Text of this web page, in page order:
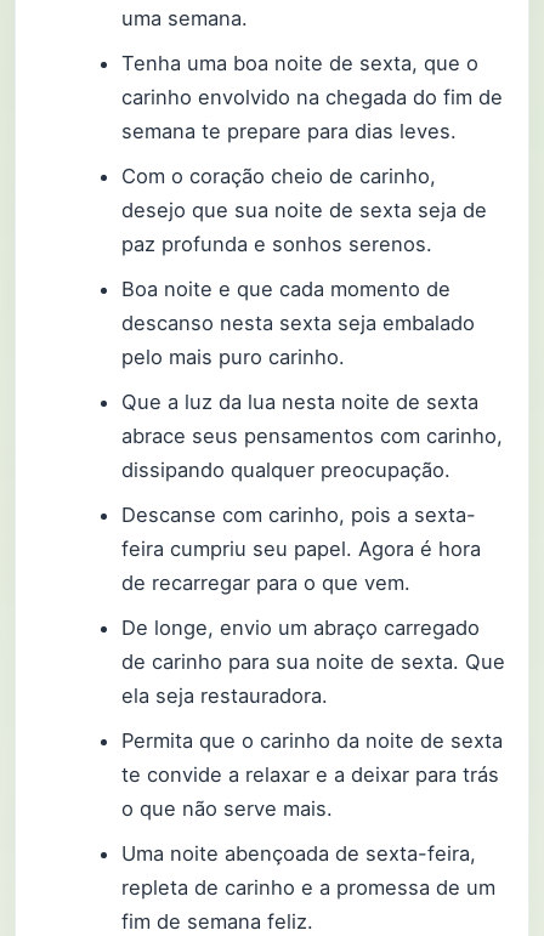
uma semana.
Tenha uma boa noite de sexta, que o
carinho envolvido na chegada do fim de
semana te prepare para dias leves.
Com o coração cheio de carinho,
desejo que sua noite de sexta seja de
paz profunda e sonhos serenos.
Boa noite e que cada momento de
descanso nesta sexta seja embalado
pelo mais puro carinho.
Que a luz da lua nesta noite de sexta
abrace seus pensamentos com carinho,
dissipando qualquer preocupação.
Descanse com carinho, pois a sexta-
feira cumpriu seu papel. Agora é hora
de recarregar para o que vem.
De longe, envio um abraço carregado
de carinho para sua noite de sexta. Que
ela seja restauradora.
Permita que o carinho da noite de sexta
te convide a relaxar e a deixar para trás
o que não serve mais.
Uma noite abençoada de sexta-feira,
repleta de carinho e a promessa de um
fim de semana feliz.